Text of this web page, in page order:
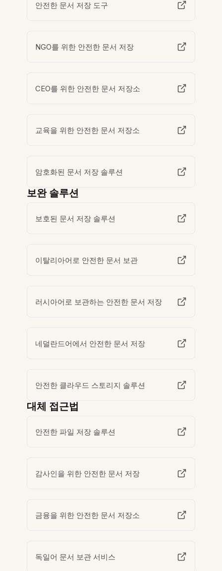
안전한 문서 저장 도구
NGO를 위한 안전한 문서 저장
CEO를 위한 안전한 문서 저장소
교육을 위한 안전한 문서 저장소
암호화된 문서 저장 솔루션
보완 솔루션
보호된 문서 저장 솔루션
이탈리아어로 안전한 문서 보관
러시아어로 보관하는 안전한 문서 저장
네덜란드어에서 안전한 문서 저장
안전한 클라우드 스토리지 솔루션
대체 접근법
안전한 파일 저장 솔루션
감사인을 위한 안전한 문서 저장
금융을 위한 안전한 문서 저장소
독일어 문서 보관 서비스